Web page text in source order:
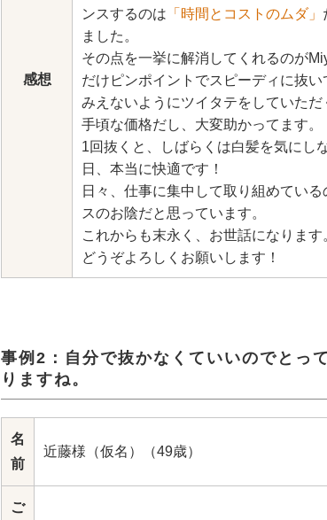
感想
ンスするのは 「時間とコストのムダ」
ました。
その点を一挙に解消してくれるのが
だけピンポイントでスピーディに抜
みえないようにツイタテをしていた
手頃な価格だし、大変助かってます。
1回抜くと、しばらくは白髪を気にし
日、本当に快適です！
日々、仕事に集中して取り組めてい
スのお陰だと思っています。
これからも末永く、お世話になります
どうぞよろしくお願いします！
事例2：自分で抜かなくていいのでとっ
りますね。
名
前
近藤様（仮名）（49歳）
ご